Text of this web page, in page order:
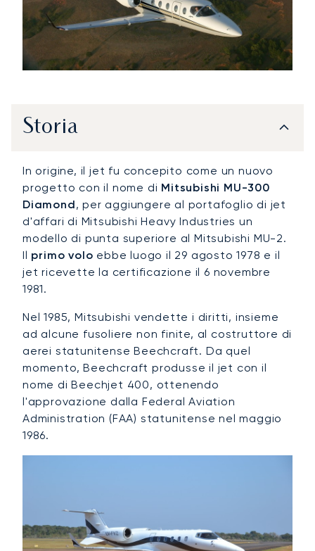
Storia
In origine, il jet fu concepito come un nuovo
progetto con il nome di Mitsubishi MU-300
Diamond, per aggiungere al portafoglio di jet
d'affari di Mitsubishi Heavy Industries un
modello di punta superiore al Mitsubishi MU-2.
Il primo volo ebbe luogo il 29 agosto 1978 e il
jet ricevette la certificazione il 6 novembre
1981.
Nel 1985, Mitsubishi vendette i diritti, insieme
ad alcune fusoliere non finite, al costruttore di
aerei statunitense Beechcraft. Da quel
momento, Beechcraft produsse il jet con il
nome di Beechjet 400, ottenendo
l'approvazione dalla Federal Aviation
Administration (FAA) statunitense nel maggio
1986.